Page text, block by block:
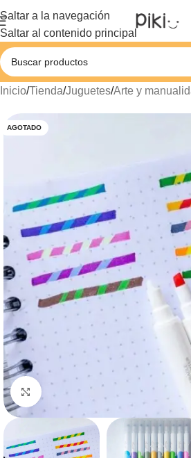
Saltar a la navegación
Saltar al contenido principal
Inicio/Tienda/Juguetes/Arte y
AGOTADO
Haga clic para ampliar